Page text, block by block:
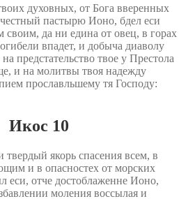
духовных, от Бога вверенных
пастырю Ионо, бдел еси
своим, да ни едина от овец, в горах
впадет, и добыча диаволу
предстательство твое у Престола
и на молитвы твоя надежду
прославльшему тя Господу:
Икос 10
твердый якорь спасения всем, в
и в опасностех от морских
еси, отче достоблаженне Ионо,
моления воссылая и